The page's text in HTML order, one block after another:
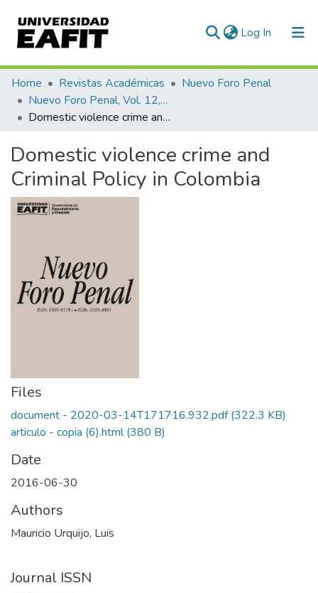
Log In (current)
Communities & Collections
All of DSpace
Home Revistas Académicas
Nuevo Foro Penal
Nuevo Foro Penal, Vol. 12, Núm. 86 (2016)
Domestic violence crime and Criminal Policy in Colombia
Domestic violence crime and
Criminal Policy in Colombia
Files
document - 2020-03-14T171716.932.pdf(322.3 KB)
articulo - copia (6).html(380 B)
Date
2016-06-30
Authors
Mauricio Urquijo, Luis
Journal ISSN